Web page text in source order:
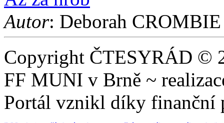
Autor: Deborah CROMBIE
Copyright ČTESYRÁD ©
FF MUNI v Brně ~
Portál vznikl díky finanční